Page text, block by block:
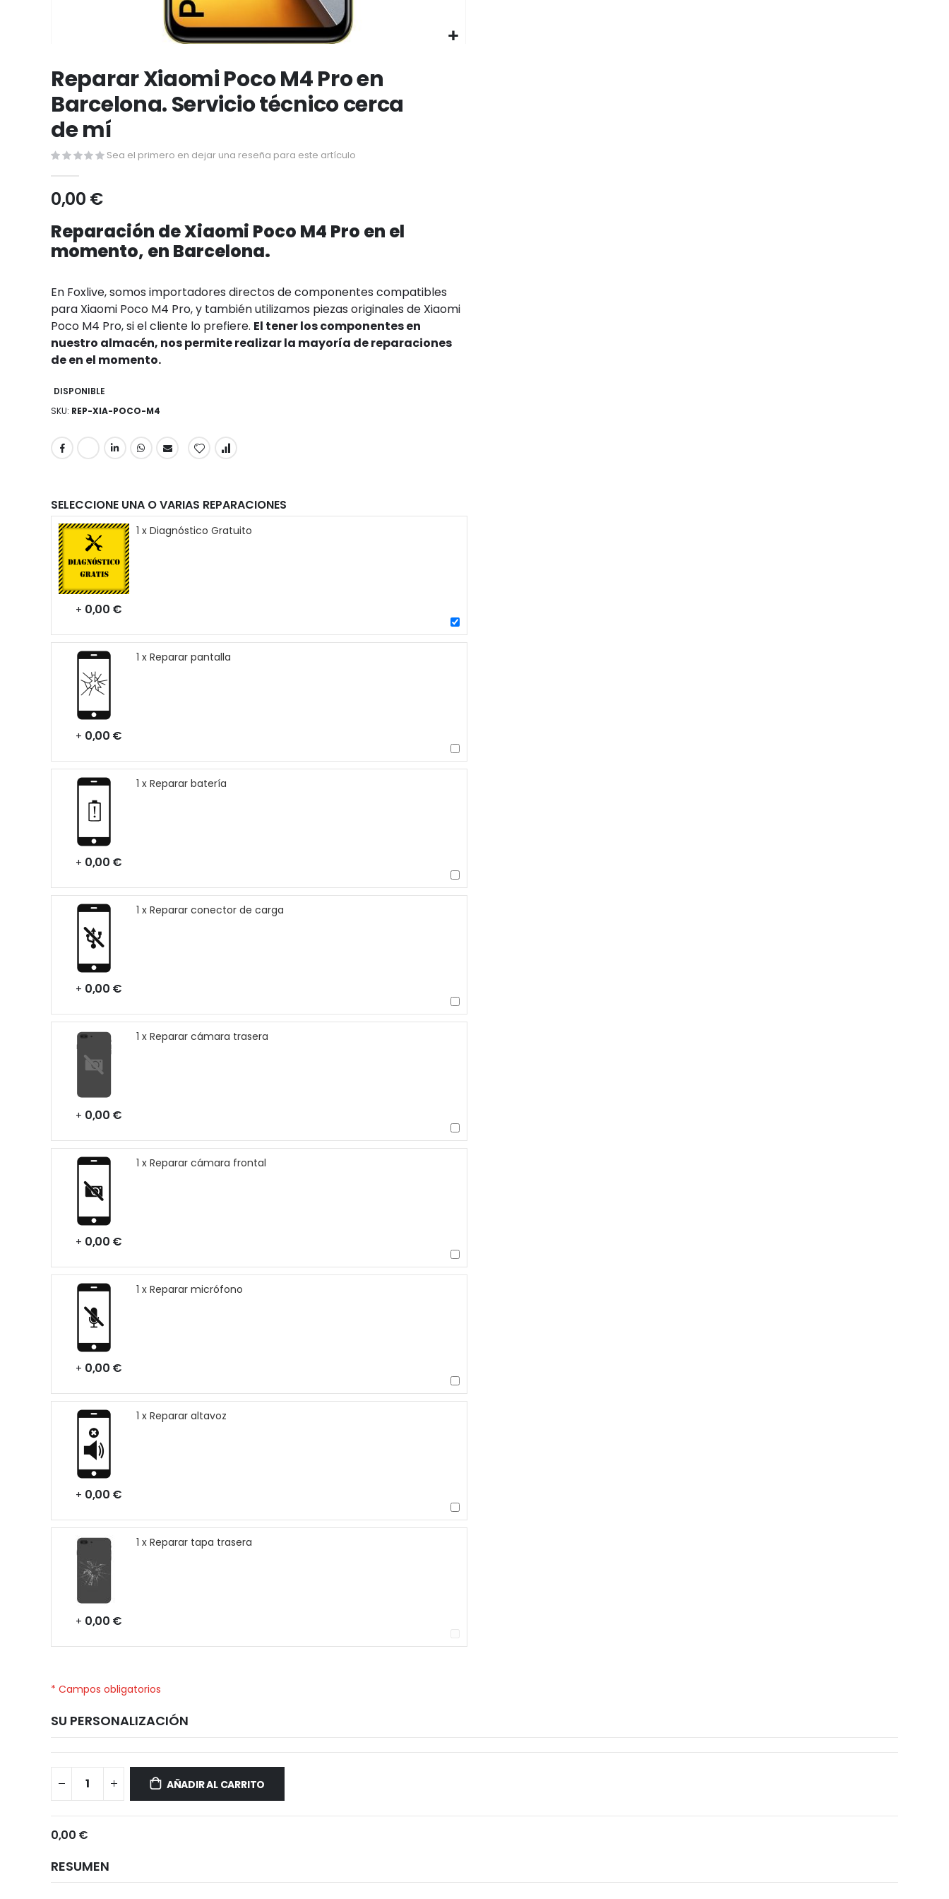
al
comienzo
de
galería
de
Reparar Xiaomi Poco M4 Pro en
Barcelona. Servicio técnico cerca
de mí
Sea el primero en dejar una reseña para este artículo
0,00 €
Reparación de Xiaomi Poco M4 Pro en el
momento, en Barcelona.
En Foxlive, somos importadores directos de componentes compatibles
para Xiaomi Poco M4 Pro, y también utilizamos piezas originales de Xiaomi
Poco M4 Pro, si el cliente lo prefiere. El tener los componentes en
nuestro almacén, nos permite realizar la mayoría de reparaciones
de en el momento.
DISPONIBLE
SKU REP-XIA-POCO-M4
SELECCIONE UNA O VARIAS REPARACIONES
1 x Diagnóstico Gratuito
+ 0,00 €
1 x Reparar pantalla
+ 0,00 €
1 x Reparar batería
+ 0,00 €
1 x Reparar conector de carga
+ 0,00 €
1 x Reparar cámara trasera
+ 0,00 €
1 x Reparar cámara frontal
+ 0,00 €
1 x Reparar micrófono
+ 0,00 €
1 x Reparar altavoz
+ 0,00 €
1 x Reparar tapa trasera
+ 0,00 €
* Campos obligatorios
SU PERSONALIZACIÓN
AÑADIR AL CARRITO
0,00 €
RESUMEN